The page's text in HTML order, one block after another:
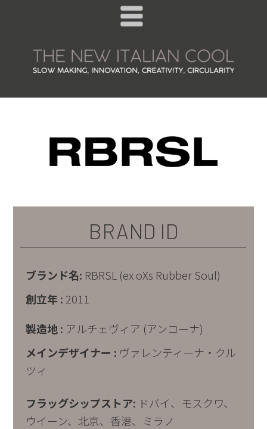
BRAND ID
ブランド名: RBRSL (ex oXs Rubber Soul)
創立年 : 2011
製造地 : アルチェヴィア (アンコーナ)
メインデザイナー : ヴァレンティーナ・クル
ツィ
フラッグシップストア: ドバイ、モスクワ、
ウイーン、北京、香港、ミラノ